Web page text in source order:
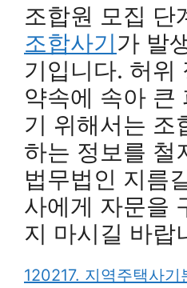
조합원 모집 단
조합사기가 발
기입니다. 허위
약속에 속아 큰
기 위해서는 조
하는 정보를 철
법무법인 지름
사에게 자문을
지 마시길 바랍
120217. 지역주택사